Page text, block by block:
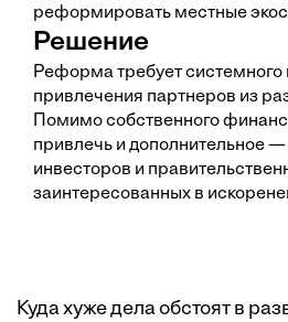
реформировать местные
Решение
Реформа требует системного
привлечения партнеров из
Помимо собственного
привлечь и дополнительное —
инвесторов и
заинтересованных в
Куда хуже дела обстоят в